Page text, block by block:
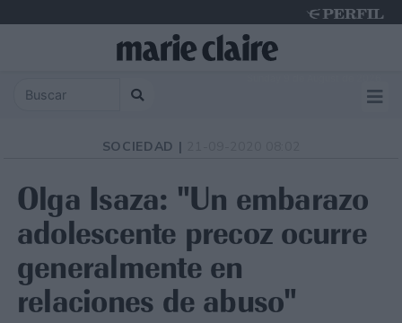
SOCIEDAD |
Olga Isaza: "Un embarazo
adolescente precoz ocurre
generalmente en
relaciones de abuso"